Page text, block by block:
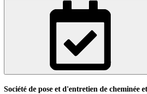
Société de pose et d'entretien de cheminée